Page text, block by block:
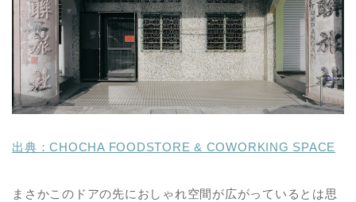
出典：CHOCHA FOODSTORE & COWORKING SPACE
まさかこのドアの先におしゃれ空間が広がっているとは思